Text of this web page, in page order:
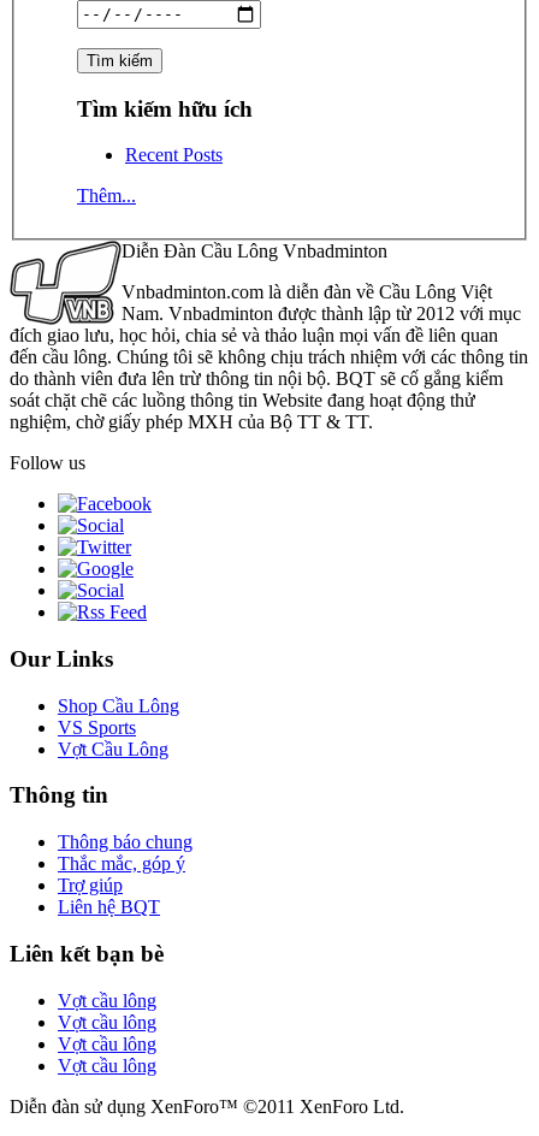
Tìm kiếm hữu ích
Recent Posts
Thêm...
Diễn Đàn Cầu Lông Vnbadminton
Vnbadminton.com là diễn đàn về Cầu Lông Việt
Nam. Vnbadminton được thành lập từ 2012 với mục
đích giao lưu, học hỏi, chia sẻ và thảo luận mọi vấn đề liên quan
đến cầu lông. Chúng tôi sẽ không chịu trách nhiệm với các thông tin
do thành viên đưa lên trừ thông tin nội bộ. BQT sẽ cố gắng kiểm
soát chặt chẽ các luồng thông tin Website đang hoạt động thử
nghiệm, chờ giấy phép MXH của Bộ TT & TT.
Follow us
Our Links
Shop Cầu Lông
VS Sports
Vợt Cầu Lông
Thông tin
Thông báo chung
Thắc mắc, góp ý
Trợ giúp
Liên hệ BQT
Liên kết bạn bè
Vợt cầu lông
Vợt cầu lông
Vợt cầu lông
Vợt cầu lông
Diễn đàn sử dụng XenForo™ ©2011 XenForo Ltd.